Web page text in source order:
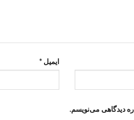
ایمیل *
دیدگاهی می‌نویسم.